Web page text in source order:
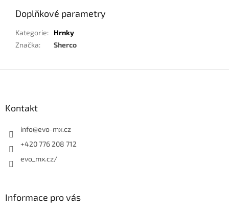
Doplňkové parametry
Kategorie:
Hrnky
Značka: Sherco
Kontakt
info@evo-mx.cz
+420 776 208 712
evo_mx.cz/
Informace pro vás